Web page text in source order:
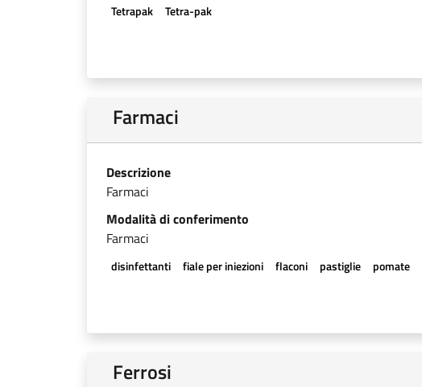
Tetrapak
Tetra-pak
Farmaci
Descrizione
Farmaci
Modalità di conferimento
Farmaci
disinfettanti fiale per iniezioni flaconi pastiglie pomate
Ferrosi